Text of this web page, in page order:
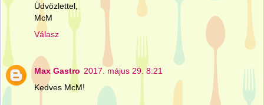
Üdvözlettel,
McM
Válasz
Max Gastro 2017. május 29. 8:21
Kedves McM!